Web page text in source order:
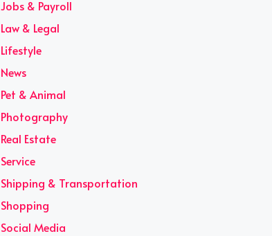
Jobs & Payroll
Law & Legal
Lifestyle
News
Pet & Animal
Photography
Real Estate
Service
Shipping & Transportation
Shopping
Social Media